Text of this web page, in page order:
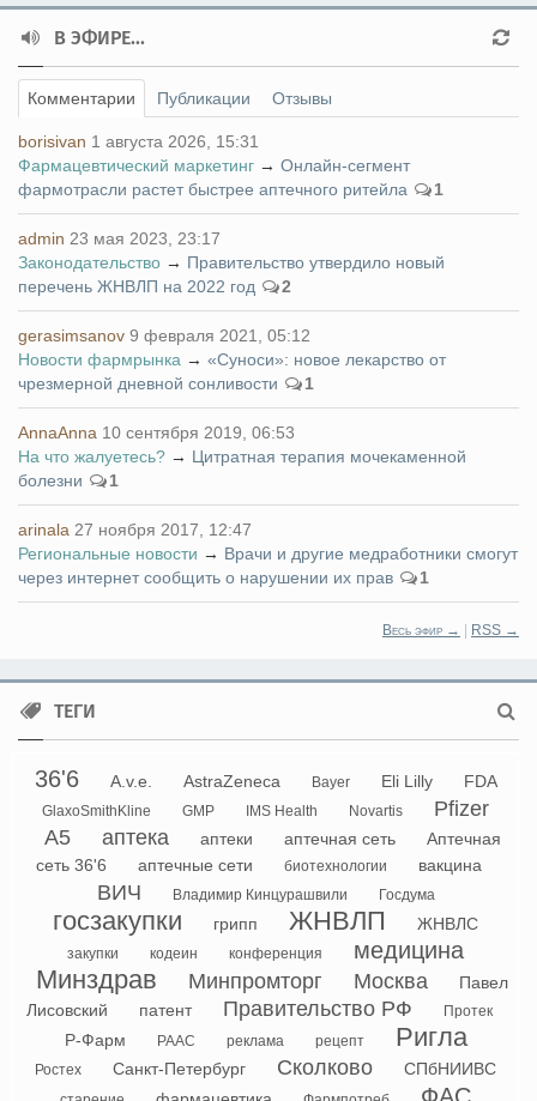
В ЭФИРЕ...
Комментарии Публикации Отзывы
borisivan 1 августа 2026, 15:31
Фармацевтический маркетинг → Онлайн-сегмент
фармотрасли растет быстрее аптечного ритейла
1
admin 23 мая 2023, 23:17
Законодательство → Правительство утвердило новый
перечень ЖНВЛП на 2022 год
2
gerasimsanov 9 февраля 2021, 05:12
Новости фармрынка → «Суноси»: новое лекарство от
чрезмерной дневной сонливости
1
AnnaAnna 10 сентября 2019, 06:53
На что жалуетесь? → Цитратная терапия мочекаменной
болезни
1
arinala 27 ноября 2017, 12:47
Региональные новости → Врачи и другие медработники смогут
через интернет сообщить о нарушении их прав
1
Весь эфир → RSS →
ТЕГИ
36'6 A.v.e. AstraZeneca Bayer Eli Lilly FDA
GlaxoSmithKline GMP IMS Health Novartis
Pfizer
А5
аптека аптеки аптечная сеть
Аптечная
сеть 36'6
аптечные сети биотехнологии вакцина
ВИЧ Владимир Кинцурашвили Госдума
госзакупки грипп ЖНВЛП ЖНВЛС
закупки кодеин конференция медицина
Минздрав Минпромторг Москва
Павел
Лисовский
патент Правительство РФ Протек
Р-Фарм РААС реклама рецепт Ригла
Ростех Санкт-Петербург Сколково СПбНИИВС